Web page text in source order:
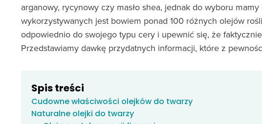
arganowy, rycynowy czy masło shea, jednak do wyboru
wykorzystywanych jest bowiem ponad 100 różnych olejów
odpowiednio do swojego typu cery i upewnić się, że
Przedstawiamy dawkę przydatnych informacji, które z
Spis treści
Cudowne właściwości olejków do twarzy
Naturalne olejki do twarzy